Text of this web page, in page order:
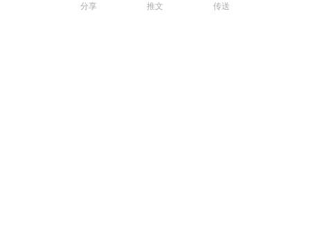
分享 推文 传送